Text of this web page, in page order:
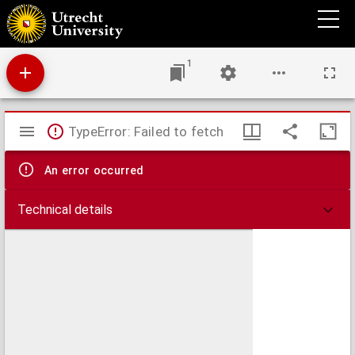
Darstellung der Lehre von den Trichinen : mit Rücksicht auf die dadurch gebotenen
Vorsichtsmaassregeln, für Laien und Aerzte
1
Mirador
viewer
TypeError: Failed to fetch
An error occurred
Technical details